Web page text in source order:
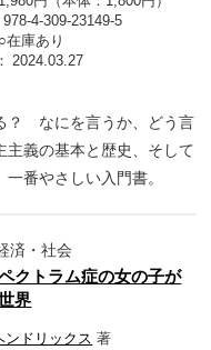
978-4-309-23149-5
○在庫あり
2024.03.27
？ なにを言うか、どう言
主義の基本と歴史、そして
番やさしい入門書。
済・社会
クトラム症の女の子が
界
ンドリックス 著